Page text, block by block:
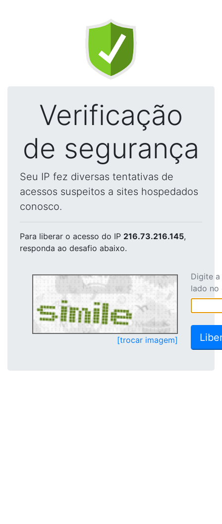
Verificação
de segurança
Seu IP fez diversas tentativas de
acessos suspeitos a sites hospedados
conosco.
Para liberar o acesso do IP 216.73.216.145,
responda ao desafio abaixo.
[trocar imagem]
Digite
lado no